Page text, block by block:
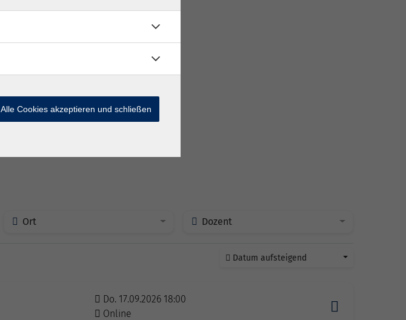
Ort Dozent
Datum aufsteigend
Do. 17.09.2026 18:00
Online
Alle Cookies akzeptieren und schließen